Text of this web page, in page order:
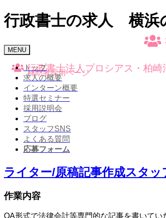
行政書士の求人 横浜
行政書士法人プロシアス・柏崎
補助者採用ページ
Toggle
navigation
MENU
トップ
求人の概要
インターン概要
特選セミナー
採用説明会
ブログ
スタッフSNS
よくある質問
応募フォーム
ライター/原稿記事作成スタッ
作業内容
QA形式で法律会計等専門的な記事を書いてい